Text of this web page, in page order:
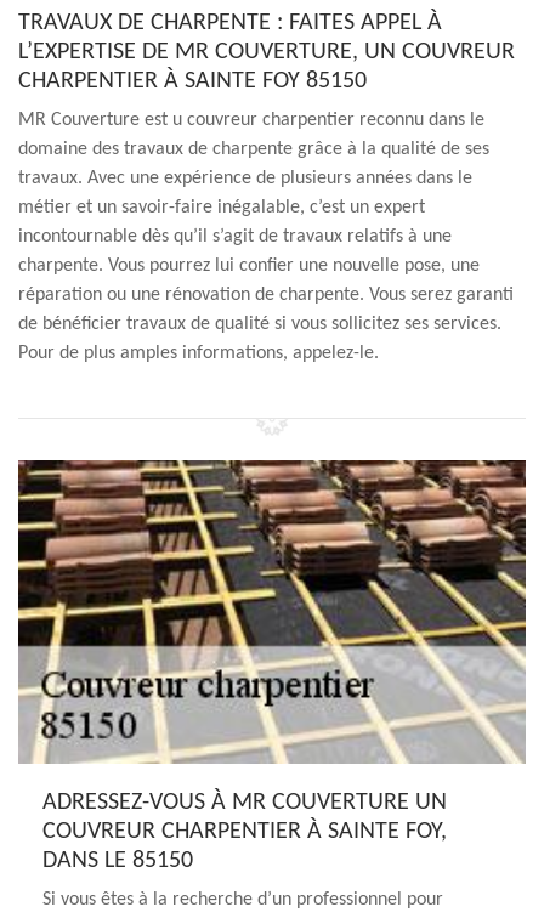
TRAVAUX DE CHARPENTE : FAITES APPEL À
L’EXPERTISE DE MR COUVERTURE, UN COUVREUR
CHARPENTIER À SAINTE FOY 85150
MR Couverture est u couvreur charpentier reconnu dans le
domaine des travaux de charpente grâce à la qualité de ses
travaux. Avec une expérience de plusieurs années dans le
métier et un savoir-faire inégalable, c’est un expert
incontournable dès qu’il s’agit de travaux relatifs à une
charpente. Vous pourrez lui confier une nouvelle pose, une
réparation ou une rénovation de charpente. Vous serez garanti
de bénéficier travaux de qualité si vous sollicitez ses services.
Pour de plus amples informations, appelez-le.
ADRESSEZ-VOUS À MR COUVERTURE UN
COUVREUR CHARPENTIER À SAINTE FOY,
DANS LE 85150
Si vous êtes à la recherche d’un professionnel pour